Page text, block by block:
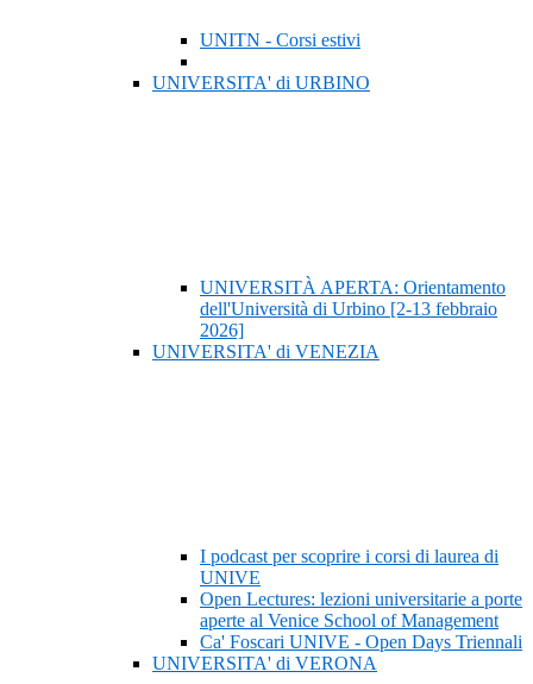
UNITN - Corsi estivi
UNIVERSITA' di URBINO
UNIVERSITÀ APERTA: Orientamento
dell'Università di Urbino [2-13 febbraio
2026]
UNIVERSITA' di VENEZIA
I podcast per scoprire i corsi di laurea di
UNIVE
Open Lectures: lezioni universitarie a porte
aperte al Venice School of Management
Ca' Foscari UNIVE - Open Days Triennali
UNIVERSITA' di VERONA